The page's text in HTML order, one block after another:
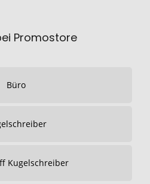
Promostore
Büro
Kugelschreiber